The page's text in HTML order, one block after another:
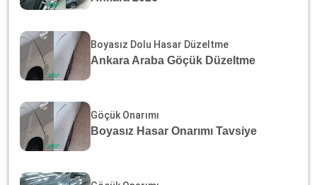
Boyasız Dolu Hasar Düzeltme
Ankara Araba Göçük Düzeltme
Göçük Onarımı
Boyasız Hasar Onarımı Tavsiye